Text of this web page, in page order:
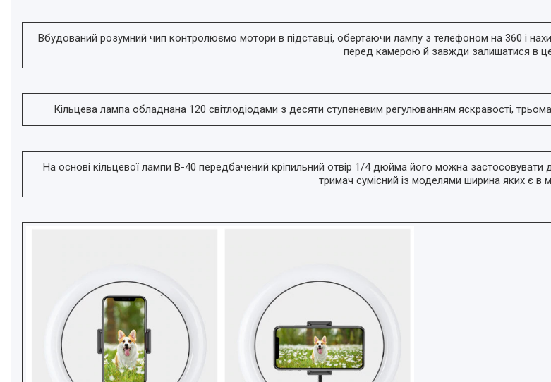
Вбудований розумний чип контролюємо мотори в підставці, обертаючи лампу з телефоном на 360 і
перед камерою й завжди залишатися в
Кільцева лампа обладнана 120 світлодіодами з десяти ступеневим регулюванням яскравості,
На основі кільцевої лампи B-40 передбачений кріпильний отвір 1/4 дюйма його можна
тримач сумісний із моделями ширина яких є в